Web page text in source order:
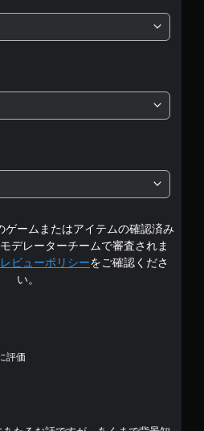
平
評
価
5
段
階
中
ゲームまたはアイテムの確認済み
デレーターチームで審査されま
ビューポリシーをご確認くださ
い。
評価